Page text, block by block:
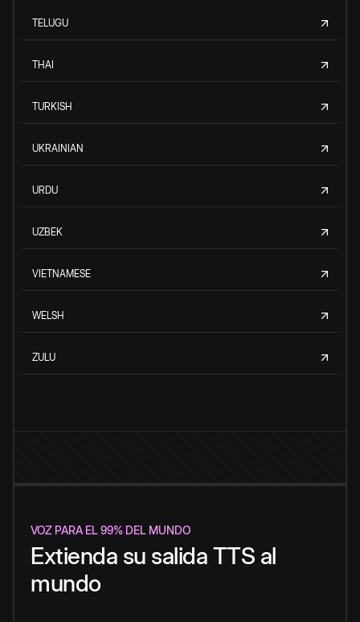
TELUGU
THAI
TURKISH
UKRAINIAN
URDU
UZBEK
VIETNAMESE
WELSH
ZULU
VOZ PARA EL 99% DEL MUNDO
Extienda su salida TTS al
mundo